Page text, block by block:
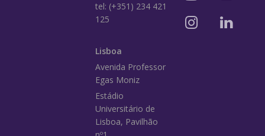
tel: (+351) 234 421
125
Lisboa
Avenida Professor
Egas Moniz
Estádio
Universitário de
Lisboa, Pavilhão